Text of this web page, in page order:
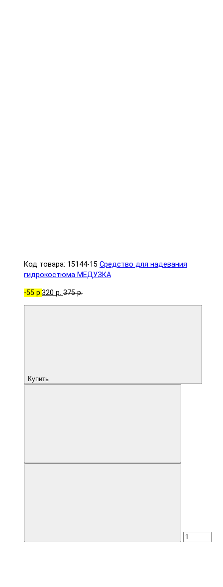
Код товара: 15144-15 Средство для надевания
гидрокостюма МЕДУЗКА
-55 р.320 р. 375 р.
Купить